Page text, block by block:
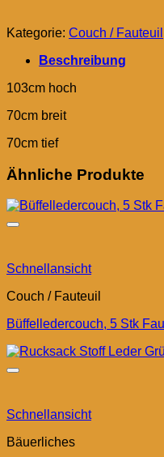
Kategorie: Couch / Fauteuil
Beschreibung
103cm hoch
70cm breit
70cm tief
Ähnliche Produkte
Schnellansicht
Couch / Fauteuil
Büffelledercouch, 5 Stk
Schnellansicht
Bäuerliches